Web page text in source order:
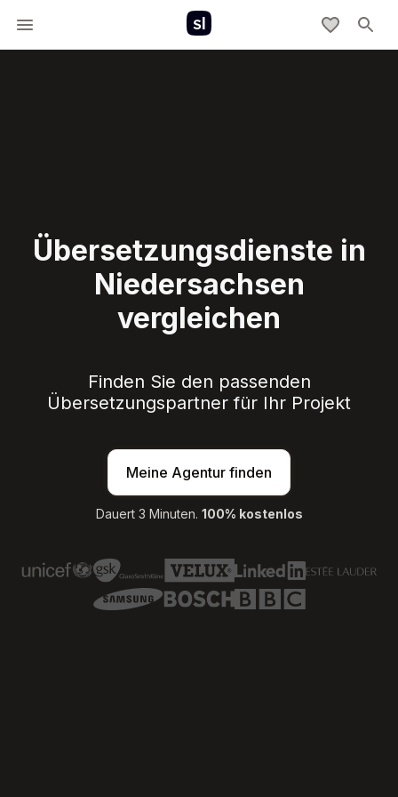
Übersetzungsdienste in
Niedersachsen
vergleichen
Finden Sie den passenden
Übersetzungspartner für Ihr Projekt
Meine Agentur finden
Dauert 3 Minuten. 100% kostenlos